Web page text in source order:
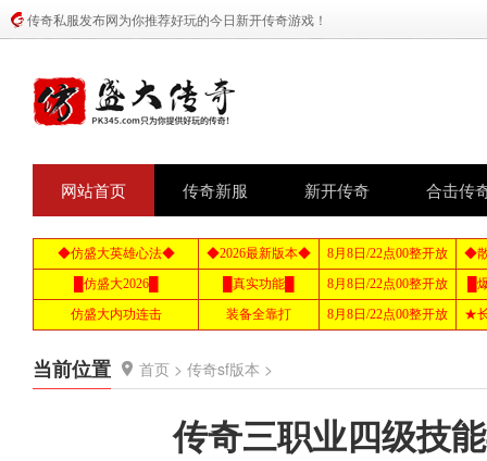
传奇私服发布网为你推荐好玩的今日新开传奇游戏！
网站首页 传奇新服 新开传奇 合击传
当前位置 首页 > 传奇sf版本 >
传奇三职业四级技